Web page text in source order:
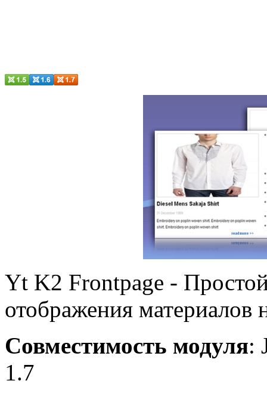
Yt K2 Frontpage -
отображения материалов
Совместимость модуля:
1.7